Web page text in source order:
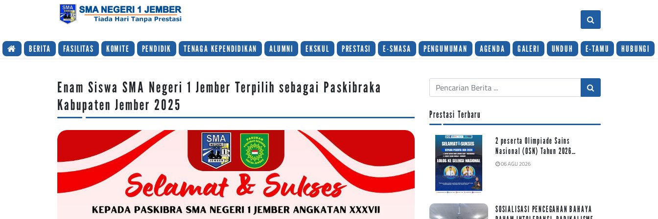
BERITA
FASILITAS KOMITE PENDIDIK TENAGA KEPENDIDIKAN ALUMNI EKSKUL PRESTASI E-SMASA PENGUMUMAN AGENDA GALERI UNDUH E-TAMU HUBUNGI
Enam Siswa SMA Negeri 1 Jember Terpilih sebagai Paskibraka
Kabupaten Jember 2025
Prestasi Terbaru
2 peserta Olimpiade Sains
Nasional (OSN) Tahun 2026…
06 AGU 2026
SOSIALISASI PENCEGAHAN BAHAYA